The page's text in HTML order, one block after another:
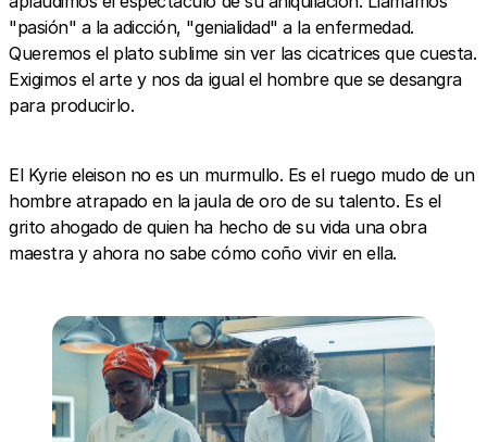
"pasión" a la adicción, "genialidad" a la enfermedad.
Queremos el plato sublime sin ver las cicatrices que cuesta.
Exigimos el arte y nos da igual el hombre que se desangra
para producirlo.
El Kyrie eleison no es un murmullo. Es el ruego mudo de un
hombre atrapado en la jaula de oro de su talento. Es el
grito ahogado de quien ha hecho de su vida una obra
maestra y ahora no sabe cómo coño vivir en ella.